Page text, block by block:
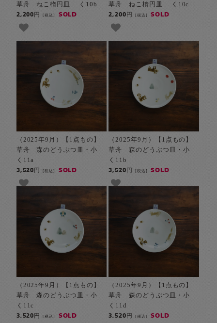
草舟 ねこ楕円皿 く10b
2,200円[税込] SOLD
草舟 ねこ楕円皿 く10c
2,200円 [税込] SOLD
（2025年9月）【1点もの】
草舟 森のどうぶつ皿・小
く11a
3,520円[税込] SOLD
（2025年9月）【1点もの】
草舟 森のどうぶつ皿・小
く11b
3,520円 [税込] SOLD
（2025年9月）【1点もの】
草舟 森のどうぶつ皿・小
く11c
3,520円[税込] SOLD
（2025年9月）【1点もの】
草舟 森のどうぶつ皿・小
く11d
3,520円 [税込] SOLD